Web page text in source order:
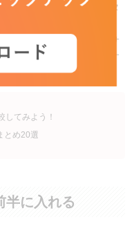
すめします。数字やカタ
素だと言われているた
もクリックされやすいサ
イトルをつけるのがおす
してみよう！
とめ20選
半に入れる